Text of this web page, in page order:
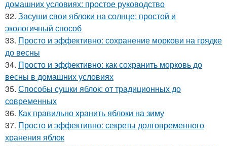
домашних условиях: простое руководство
32. Засуши свои яблоки на солнце: простой и
экологичный способ
33. Просто и эффективно: сохранение моркови на грядке
до весны
34. Просто и эффективно: как сохранить морковь до
весны в домашних условиях
35. Способы сушки яблок: от традиционных до
современных
36. Как правильно хранить яблоки на зиму
37. Просто и эффективно: секреты долговременного
хранения яблок